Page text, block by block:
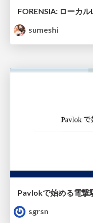
FORENSIA: ローカ
sumeshi
Pavlokで始める電撃
sgrsn